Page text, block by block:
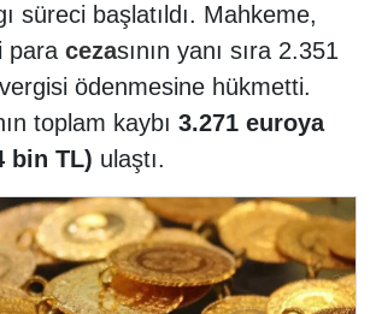
süreci başlatıldı. Mahkeme,
para cezasının yanı sıra 2.351
ödenmesine hükmetti.
toplam kaybı 3.271 euroya
bin TL) ulaştı.